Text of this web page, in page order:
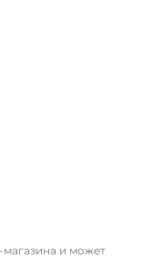
магазина и может